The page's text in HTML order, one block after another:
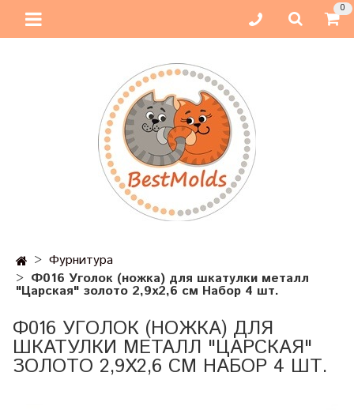
0
Фурнитура
Ф016 Уголок (ножка) для шкатулки металл
"Царская" золото 2,9х2,6 см Набор 4 шт.
Ф016 УГОЛОК (НОЖКА) ДЛЯ
ШКАТУЛКИ МЕТАЛЛ "ЦАРСКАЯ"
ЗОЛОТО 2,9Х2,6 СМ НАБОР 4 ШТ.